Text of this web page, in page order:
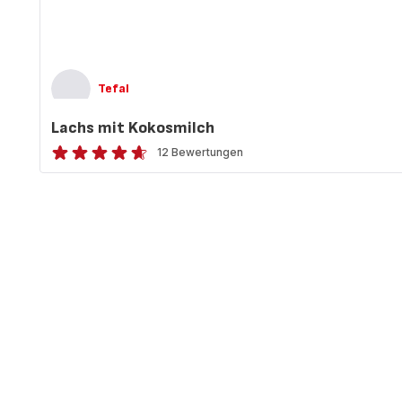
Tefal
Lachs mit Kokosmilch
ratings.4.6
12 Bewertungen